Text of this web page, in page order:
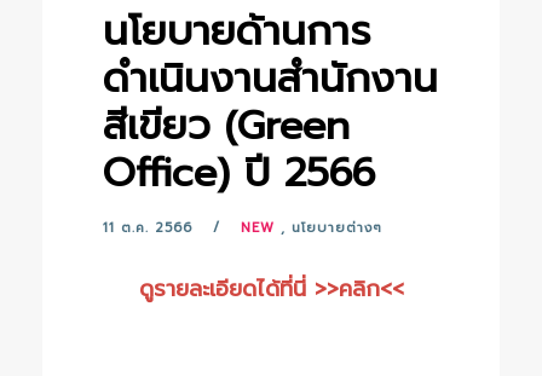
นโยบายด้านการ
ดำเนินงานสำนักงาน
สีเขียว (Green
Office) ปี 2566
11 ต.ค. 2566 NEW , นโยบายต่างๆ
ดูรายละเอียดได้ที่นี่ >>คลิก<<